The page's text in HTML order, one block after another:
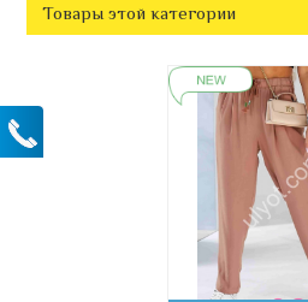
Товары этой категории